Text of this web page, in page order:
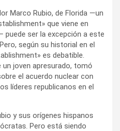
Marco Rubio, de Florida —un
que viene en
ser la excepción a este
según su historial en el
es debatible.
joven apresurado, tomó
el acuerdo nuclear con
líderes republicanos en el
y sus orígenes hispanos
Pero está siendo